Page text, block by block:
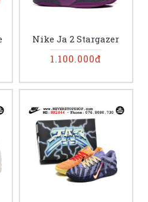
Nike Ja 2 Stargazer
1.100.000đ